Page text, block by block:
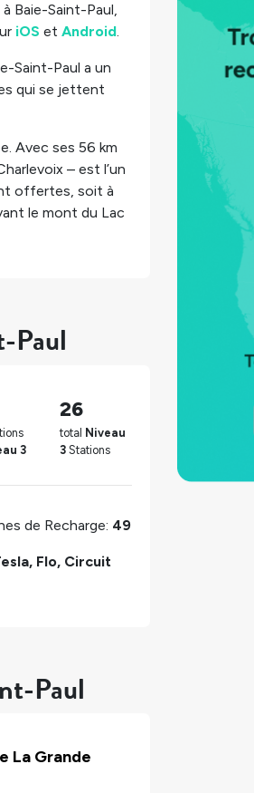
Baie-Saint-Paul,
iOS et Android.
Saint-Paul a un
qui se jettent
Avec ses 56 km
– est l’un
offertes, soit à
le mont du Lac
Paul
3
26
total Niveau
3 Stations
de Recharge: 49
Flo, Circuit
Paul
La Grande